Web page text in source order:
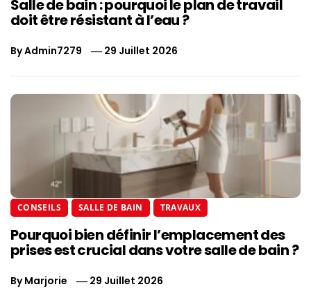
Salle de bain : pourquoi le plan de travail
doit être résistant à l’eau ?
ByAdmin7279 29 Juillet 2026
CONSEILS SALLE DE BAIN TRAVAUX
Pourquoi bien définir l’emplacement des
prises est crucial dans votre salle de bain ?
ByMarjorie 29 Juillet 2026